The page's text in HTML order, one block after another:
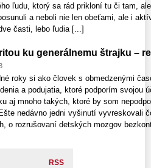
ľudu, ktorý sa rád prikloní tu či tam,
a neboli nie len obeťami, ale i
časti, lebo ľudia [...]
ku generálnemu štrajku –
roky si ako človek s obmedzenými
a podujatia, ktoré podporím svojou
aj mnoho takých, ktoré by som
nedávno jedni vyšinutí vyvreskovali
o rozrušovaní detských mozgov
RSS